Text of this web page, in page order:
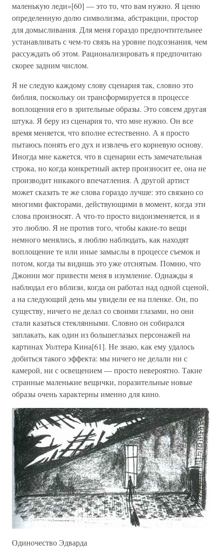
маленькую леди»[60] — это то, что вам нужно. Я ценю
определенную долю символизма, абстракции, простор
для домысливания. Для меня гораздо предпочтительнее
устанавливать с чем-то связь на уровне подсознания, чем
рассуждать об этом. Рационализировать я предпочитаю
скорее задним числом.
Я не следую каждому слову сценария так, словно это
библия, поскольку он трансформируется в процессе
воплощения его в зрительные образы. Это совсем другая
штука. Я беру из сценария то, что мне нужно. Он все
время меняется, что вполне естественно. А я просто
пытаюсь понять его дух и извлечь его корневую основу.
Иногда мне кажется, что в сценарии есть замечательная
строка, но когда конкретный актер произносит ее, она не
производит никакого впечатления. А другой артист
может сказать те же слова гораздо лучше: это связано со
многими факторами, действующими в момент, когда эти
слова произносят. А что-то просто видоизменяется, и я
это люблю. Я не против того, чтобы какие-то вещи
немного менялись, я люблю наблюдать, как находят
воплощение те или иные замыслы в процессе съемок и
потом, когда ты видишь это уже отснятым. Помню, что
Джонни мог привести меня в изумление. Однажды я
наблюдал его вблизи, когда он работал над одной сценой,
а на следующий день мы увидели ее на пленке. Он, по
существу, ничего не делал со своими глазами, но они
стали казаться стеклянными. Словно он собирался
заплакать, как один из большеглазых персонажей на
картинах Уолтера Кина[61]. Не знаю, как ему удалось
добиться такого эффекта: мы ничего не делали ни с
камерой, ни с освещением — просто невероятно. Такие
странные маленькие вещички, поразительные новые
образы очень характерны именно для кино.
Одиночество Эдварда